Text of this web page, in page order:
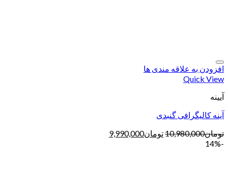
افزودن به علاقه مندی ها
Quick View
آیینه
آینه کالیگرافی گنبدی
تومان10,980,000تومان9,990,000
-14%